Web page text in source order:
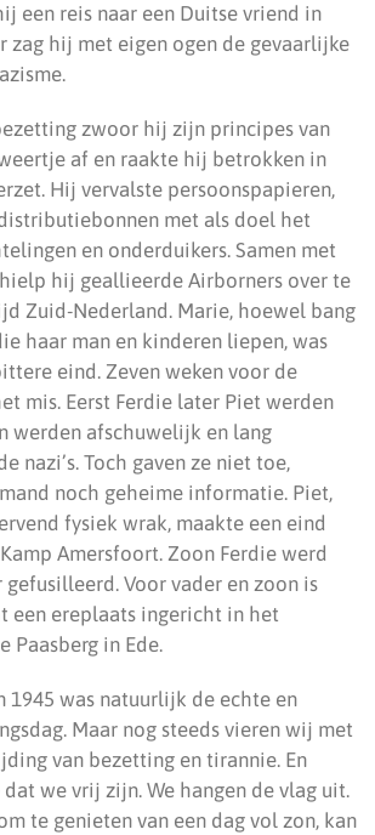
een reis naar een Duitse vriend in
zag hij met eigen ogen de gevaarlijke
zwoor hij zijn principes van
af en raakte hij betrokken in
Hij vervalste persoonspapieren,
met als doel het
en onderduikers. Samen met
hij geallieerde Airborners over te
Zuid-Nederland. Marie, hoewel bang
haar man en kinderen liepen, was
eind. Zeven weken voor de
mis. Eerst Ferdie later Piet werden
werden afschuwelijk en lang
nazi’s. Toch gaven ze niet toe,
noch geheime informatie. Piet,
fysiek wrak, maakte een eind
Amersfoort. Zoon Ferdie werd
Voor vader en zoon is
een ereplaats ingericht in het
Paasberg in Ede.
1945 was natuurlijk de echte en
Maar nog steeds vieren wij met
van bezetting en tirannie. En
we vrij zijn. We hangen de vlag uit.
te genieten van een dag vol zon, kan